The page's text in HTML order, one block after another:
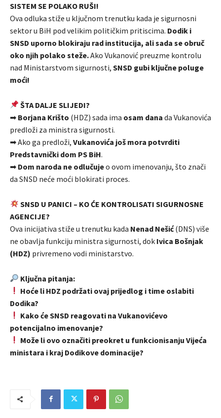
SISTEM SE POLAKO RUŠI!
Ova odluka stiže u ključnom trenutku kada je sigurnosni
sektor u BiH pod velikim političkim pritiscima. Dodik i
SNSD uporno blokiraju rad institucija, ali sada se obruč
oko njih polako steže.Ako Vukanović preuzme kontrolu
nad Ministarstvom sigurnosti, SNSD gubi ključne poluge
moći!
ŠTA DALJE SLIJEDI?
➡ Borjana Krišto (HDZ) sada ima osam dana da Vukanovića
predloži za ministra sigurnosti.
➡ Ako ga predloži, Vukanovića još mora potvrditi
Predstavnički dom PS BiH.
➡ Dom naroda ne odlučujeo ovom imenovanju, što znači
da SNSD neće moći blokirati proces.
SNSD U PANICI – KO ĆE KONTROLISATI SIGURNOSNE
AGENCIJE?
Ova inicijativa stiže u trenutku kada Nenad Nešić(DNS) više
ne obavlja funkciju ministra sigurnosti, dok Ivica Bošnjak
(HDZ) privremeno vodi ministarstvo.
Ključna pitanja:
Hoće li HDZ podržati ovaj prijedlog i time oslabiti
Dodika?
Kako će SNSD reagovati na Vukanovićevo
potencijalno imenovanje?
Može li ovo označiti preokret u funkcionisanju Vijeća
ministara i kraj Dodikove dominacije?